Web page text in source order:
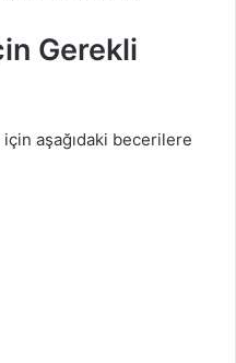
Gerekli
için aşağıdaki becerilere